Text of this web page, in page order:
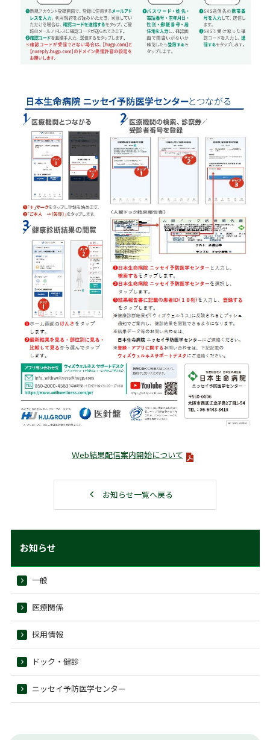
Ｗeb結果配信案内開始について
お知らせ一覧へ戻る
お知らせ
一般
医療関係
採用情報
ドック・健診
ニッセイ予防医学センター